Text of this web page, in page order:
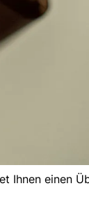
Ihnen einen